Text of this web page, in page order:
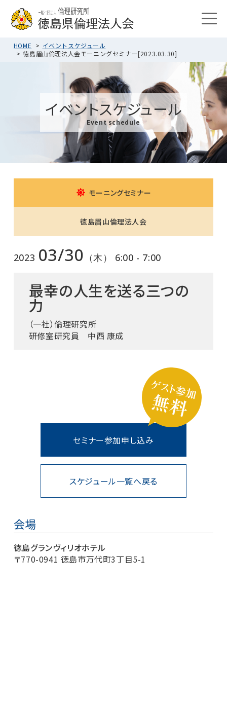
HOME
イベントスケジュール
徳島眉山倫理法人会モーニングセミナー[2023.03.30]
イベントスケジュール
Event schedule
モーニングセミナー
徳島眉山倫理法人会
2023 03/30 （木） 6:00 - 7:00
最幸の人生を送る三つの
力
（一社）倫理研究所
研修室研究員 中西 康成
スケジュール一覧へ戻る
セミナー参加申し込み
会場
徳島グランヴィリオホテル
〒770-0941 徳島市万代町3丁目5-1